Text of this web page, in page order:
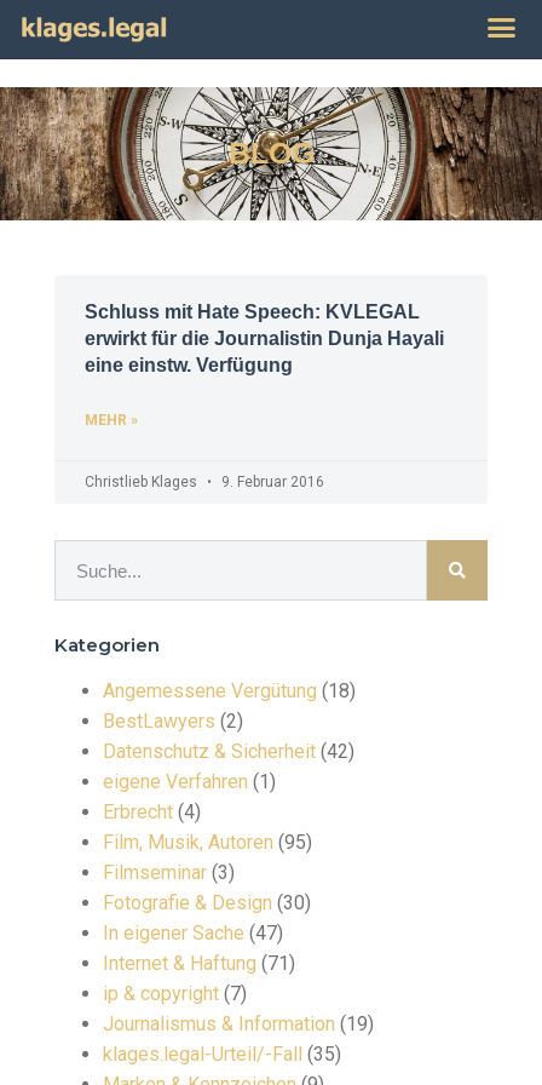
BLOG
Schluss mit Hate Speech: KVLEGAL
erwirkt für die Journalistin Dunja Hayali
eine einstw. Verfügung
MEHR »
Christlieb Klages 9. Februar 2016
Kategorien
Angemessene Vergütung (18)
BestLawyers (2)
Datenschutz & Sicherheit (42)
eigene Verfahren (1)
Erbrecht (4)
Film, Musik, Autoren (95)
Filmseminar (3)
Fotografie & Design (30)
In eigener Sache (47)
Internet & Haftung (71)
ip & copyright (7)
Journalismus & Information (19)
klages.legal-Urteil/-Fall (35)